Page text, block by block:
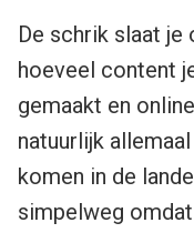
De schrik slaat je
hoeveel content
gemaakt en
natuurlijk
komen in de
simpelweg